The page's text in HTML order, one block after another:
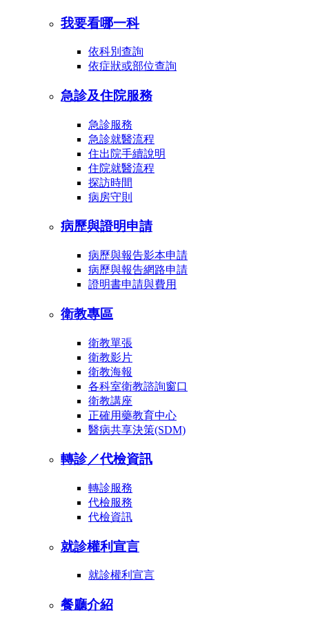
我要看哪一科
依科別查詢
依症狀或部位查詢
急診及住院服務
急診服務
急診就醫流程
住出院手續說明
住院就醫流程
探訪時間
病房守則
病歷與證明申請
病歷與報告影本申請
病歷與報告網路申請
證明書申請與費用
衛教專區
衛教單張
衛教影片
衛教海報
各科室衛教諮詢窗口
衛教講座
正確用藥教育中心
醫病共享決策(SDM)
轉診／代檢資訊
轉診服務
代檢服務
代檢資訊
就診權利宣言
就診權利宣言
餐廳介紹